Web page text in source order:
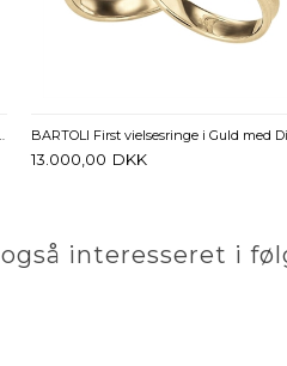
med - 4 mm
13.000,00 DKK
interesseret i